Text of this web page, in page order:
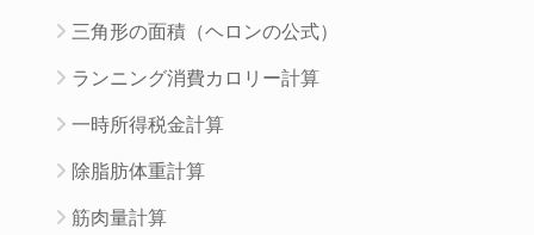
三角形の面積（ヘロンの公式）
ランニング消費カロリー計算
一時所得税金計算
除脂肪体重計算
筋肉量計算